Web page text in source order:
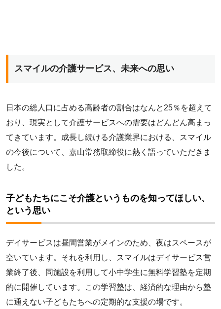
スマイルの介護サービス、未来への思い
日本の総人口に占める高齢者の割合はなんと25％を超えて
おり、現実として介護サービスへの需要はどんどん高まっ
てきています。成長し続ける介護業界における、スマイル
の今後について、嘉山常務取締役に熱く語っていただきま
した。
子どもたちにこそ介護というものを知ってほしい、
という思い
デイサービスは昼間営業がメインのため、夜はスペースが
空いています。それを利用し、スマイルはデイサービス営
業終了後、同施設を利用して小中学生に無料学習塾を定期
的に開催しています。この学習塾は、経済的な理由から塾
に通えない子どもたちへの定期的な支援の場です。